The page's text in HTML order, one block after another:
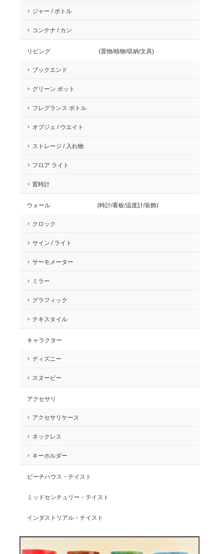
ジャー / ボトル
コンテナ / カン
リビング (置物/植物/収納/文具)
ブックエンド
グリーン ポット
フレグランス ボトル
オブジェ / ウエイト
ストレージ / 入れ物
フロア ライト
置時計
ウォール (時計/看板/温度計/装飾)
クロック
サイン / ライト
サーモメーター
ミラー
グラフィック
テキスタイル
キャラクター
ディズニー
スヌーピー
アクセサリ
アクセサリケース
ネックレス
キーホルダー
ビーチハウス・テイスト
ミッドセンチュリー・テイスト
インダストリアル・テイスト